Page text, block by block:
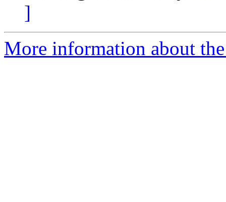
]
More information about